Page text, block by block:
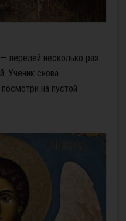
перелей несколько раз
Ученик снова
на пустой